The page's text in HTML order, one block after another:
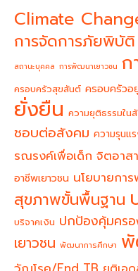
Climate
การจัดการภัยพิบัติ
สถานะบุคคล การพัฒนาเยาวชน ก
ครอบครัวสุขสันต์ ครอบครัวอ
ยั่งยืน ความยุติธรรมใน
ชอบต่อสังคม ความรุนแ
รณรงค์เพื่อเด็ก จิตอาสา
อาชีพเยาวชน นโยบายกา
สุขภาพขั้นพื้นฐาน
บริจาคเงิน ปกป้องคุ้มครอ
เยาวชน พัฒนาการศึกษา